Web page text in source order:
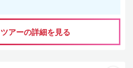
ツアーの詳細を見る